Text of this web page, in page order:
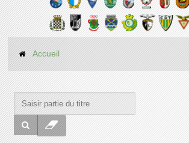
Accueil